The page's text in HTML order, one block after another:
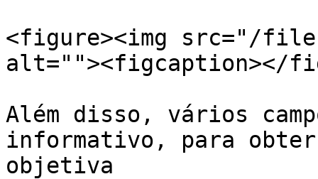
<figure><img src="/files/
alt=""><figcaption></
Além disso, vários
informativo, para
objetiva